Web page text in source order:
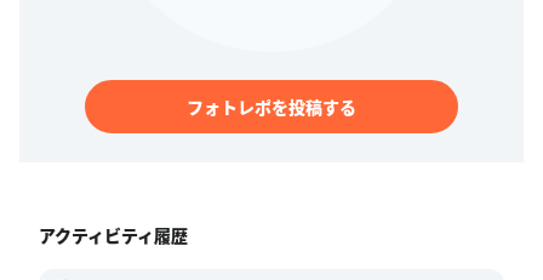
フォトレポを投稿する
アクティビティ履歴